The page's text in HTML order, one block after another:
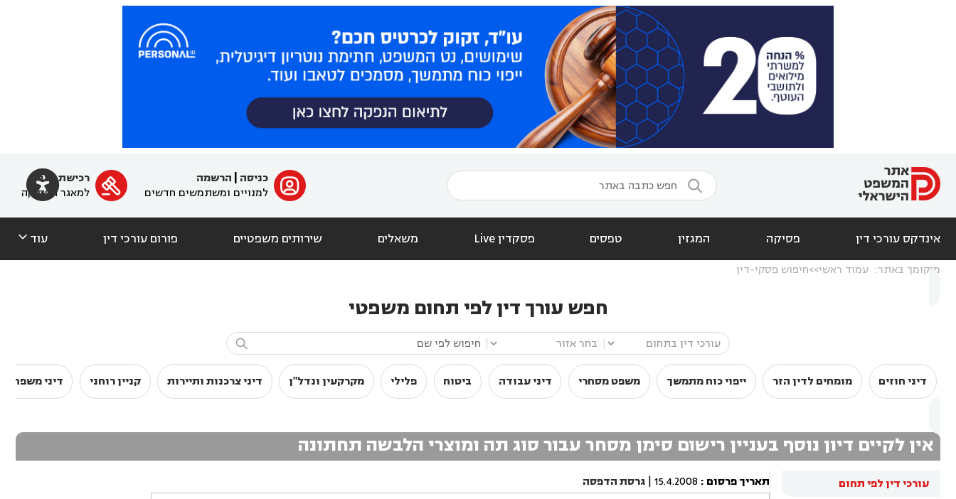
  ﱐ כניסה
הרשמה
למנויים ומשתמשים חדשים

רכישת מנוי
למאגר הפסיקה
אינדקס עורכי דין פסיקה המגזין טפסים פסקדין Live משאלים שירותים משפטיים פורום עורכי דין עוד 
מיקומך באתר: עמוד ראשי חיפוש פסקי-דין
חפש עורך דין לפי תחום משפטי

דיני חוזים מומחים לדין הזר ייפוי כוח מתמשך משפט מסחרי דיני עבודה ביטוח פלילי מקרקעין ונדל"ן דיני צרכנות ותיירות קניין רוחני דיני משפחה
אין לקיים דיון נוסף בעניין רישום סימן מסחר עבור סוג תה ומוצרי הלבשה תחתונה
עורכי דין לפי תחום
תאריך פרסום :
15.4.2008
| גרסת הדפסה